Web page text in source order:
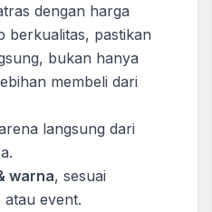
dengan harga
berkualitas, pastikan
bukan hanya
membeli dari
langsung dari
warna, sesuai
event.